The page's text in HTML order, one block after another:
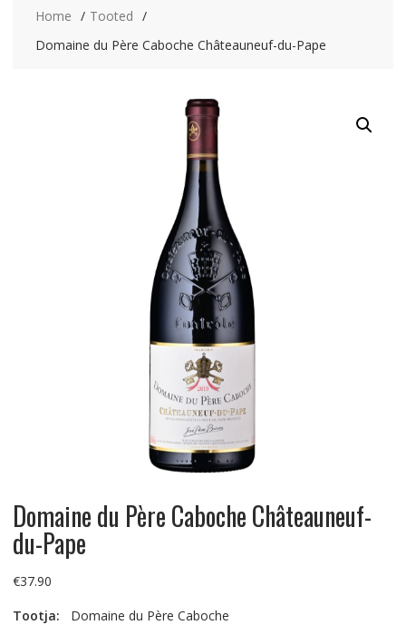
Home
Tooted
Domaine du Père Caboche Châteauneuf-du-Pape
Domaine du Père Caboche Châteauneuf-
du-Pape
€37.90
Tootja: Domaine du Père Caboche